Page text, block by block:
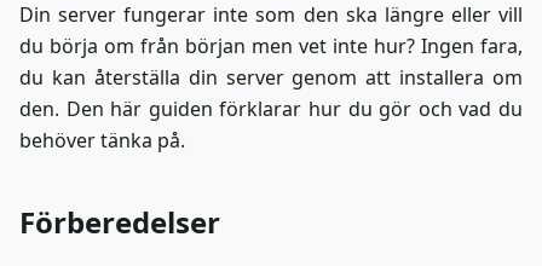
Din server fungerar inte som den ska längre eller vill
du börja om från början men vet inte hur? Ingen fara,
du kan återställa din server genom att installera om
den. Den här guiden förklarar hur du gör och vad du
behöver tänka på.
Förberedelser